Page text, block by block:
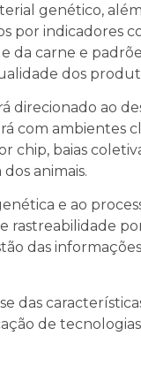
genético,
por indicadores
da carne e
dos
direcionado ao
com ambientes
baias
animais.
e ao
rastreabilidade
das
das
de